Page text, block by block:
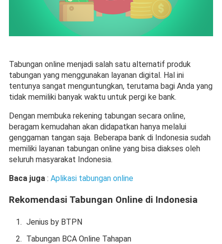
Tabungan online menjadi salah satu alternatif produk
tabungan yang menggunakan layanan digital. Hal ini
tentunya sangat menguntungkan, terutama bagi Anda yang
tidak memiliki banyak waktu untuk pergi ke bank.
Dengan membuka rekening tabungan secara online,
beragam kemudahan akan didapatkan hanya melalui
genggaman tangan saja. Beberapa bank di Indonesia sudah
memiliki layanan tabungan online yang bisa diakses oleh
seluruh masyarakat Indonesia.
Baca juga : Aplikasi tabungan online
Rekomendasi Tabungan Online di Indonesia
Jenius by BTPN
Tabungan BCA Online Tahapan